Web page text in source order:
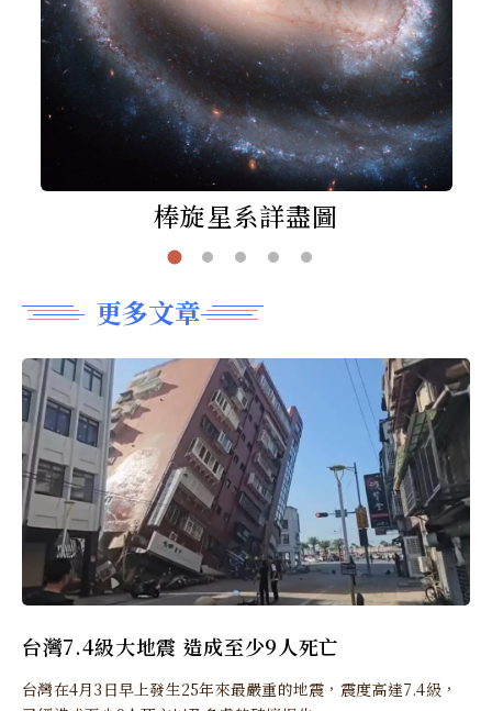
棒旋星系詳盡圖
更多文章
台灣7.4級大地震 造成至少9人死亡
台灣在4月3日早上發生25年來最嚴重的地震，震度高達7.4級，